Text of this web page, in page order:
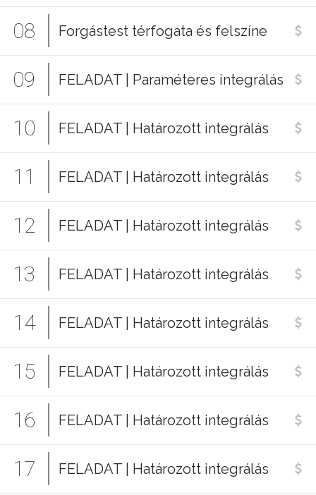
08 Forgástest térfogata és felszíne
09 FELADAT | Paraméteres integrálás
10 FELADAT | Határozott integrálás
11 FELADAT | Határozott integrálás
12 FELADAT | Határozott integrálás
13 FELADAT | Határozott integrálás
14 FELADAT | Határozott integrálás
15 FELADAT | Határozott integrálás
16 FELADAT | Határozott integrálás
17 FELADAT | Határozott integrálás